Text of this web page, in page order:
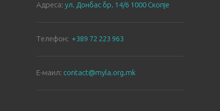
Aдреса: ул. Донбас бр. 14/6 1000 Скопје
Tелефон: +389 72 223 963
E-маил: contact@myla.org.mk